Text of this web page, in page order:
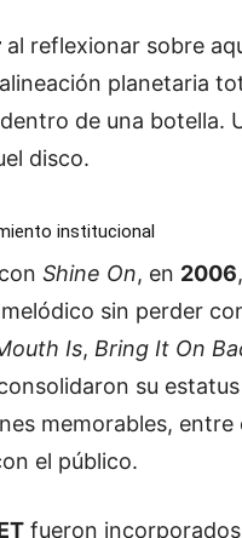
al reflexionar sobre
planetaria
de una botella.
disco.
institucional
Shine On, en 2006
sin perder
Is, Bring It On
su
memorables, entre
el público.
fueron